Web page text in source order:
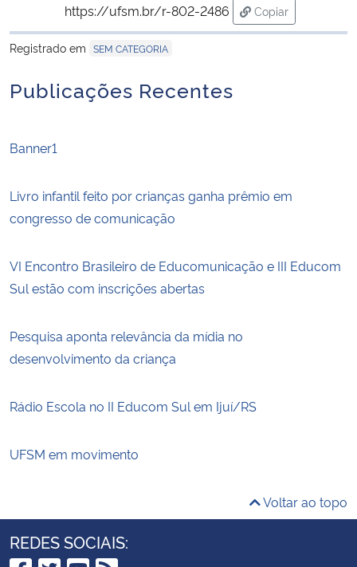
https://ufsm.br/r-802-2486
Copiar
para área de
Registrado em SEM CATEGORIA
Publicações Recentes
Banner1
Livro infantil feito por crianças ganha prêmio em
congresso de comunicação
VI Encontro Brasileiro de Educomunicação e III Educom
Sul estão com inscrições abertas
Pesquisa aponta relevância da mídia no
desenvolvimento da criança
Rádio Escola no II Educom Sul em Ijuí/RS
UFSM em movimento
Voltar ao topo
REDES SOCIAIS: